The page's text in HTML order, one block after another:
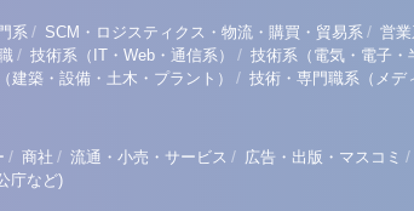
系 / SCM・ロジスティクス・物流・購買・貿易系 / 営
/ 技術系（IT・Web・通信系） / 技術系（電気・電子・
建築・設備・土木・プラント） / 技術・専門職系（メデ
/ 商社 / 流通・小売・サービス / 広告・出版・マスコミ /
庁など)